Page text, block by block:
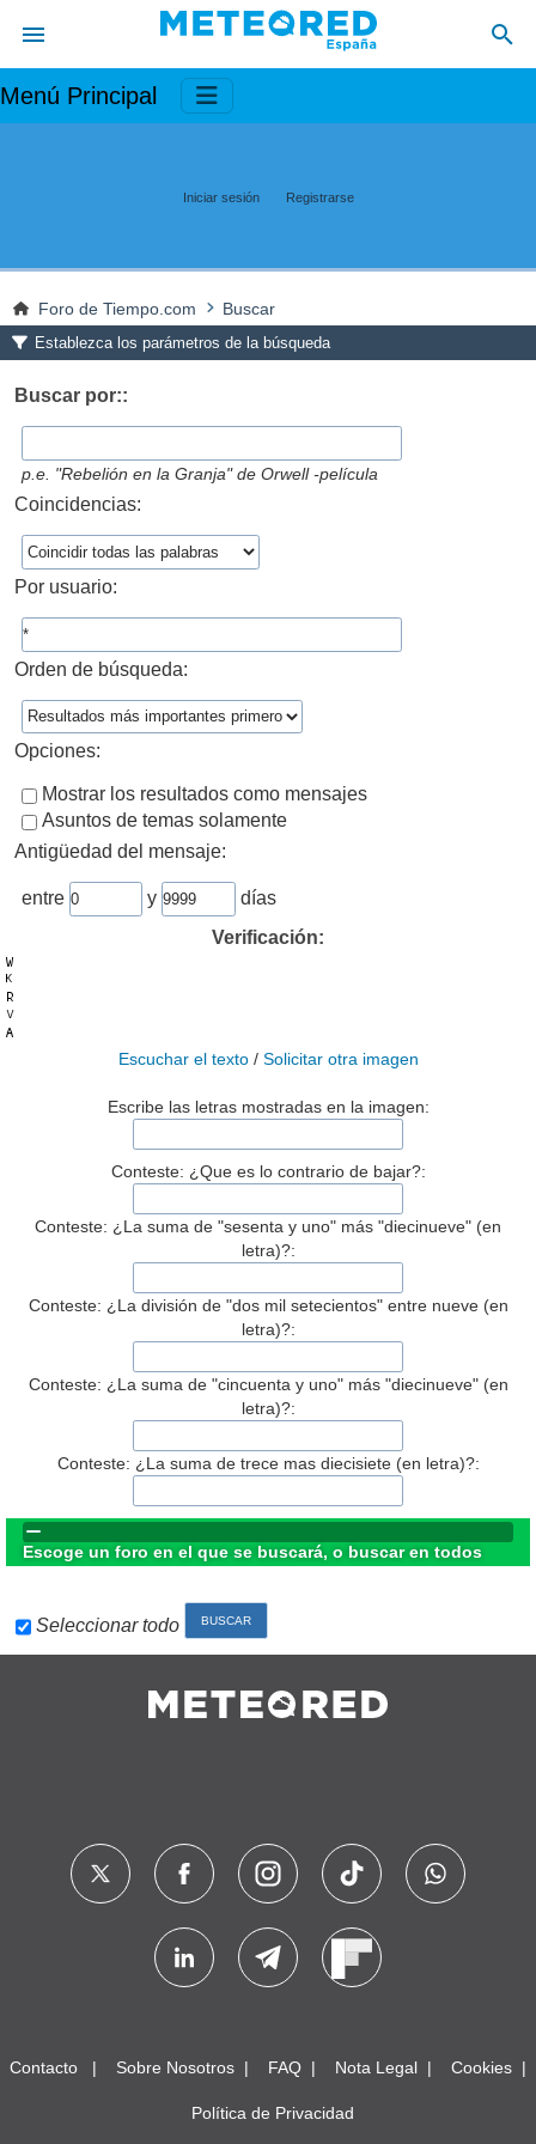
Menú Principal
Iniciar sesión Registrarse
Foro de Tiempo.com Buscar
Establezca los parámetros de la búsqueda
Buscar por::
p.e. "Rebelión en la Granja" de Orwell -película
Coincidencias:
Por usuario:
Orden de búsqueda:
Opciones:
Mostrar los resultados como mensajes
Asuntos de temas solamente
Antigüedad del mensaje:
entre y
días
Verificación:
Escuchar el texto/ Solicitar otra imagen
Escribe las letras mostradas en la imagen:
Conteste: ¿Que es lo contrario de bajar?:
Conteste: ¿La suma de "sesenta y uno" más "diecinueve" (en
letra)?:
Conteste: ¿La división de "dos mil setecientos" entre nueve (en
letra)?:
Conteste: ¿La suma de "cincuenta y uno" más "diecinueve" (en
letra)?:
Conteste: ¿La suma de trece mas diecisiete (en letra)?:
Escoge un foro en el que se buscará, o buscar en todos
Seleccionar todo
Contacto Sobre Nosotros FAQ Nota Legal Cookies
Política de Privacidad